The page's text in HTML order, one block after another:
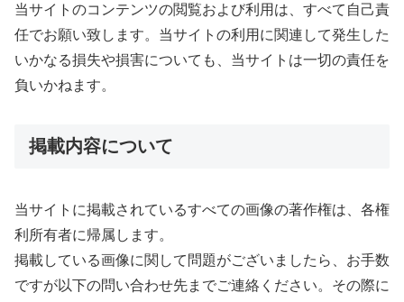
当サイトのコンテンツの閲覧および利用は、すべて自己責
任でお願い致します。当サイトの利用に関連して発生した
いかなる損失や損害についても、当サイトは一切の責任を
負いかねます。
掲載内容について
当サイトに掲載されているすべての画像の著作権は、各権
利所有者に帰属します。
掲載している画像に関して問題がございましたら、お手数
ですが以下の問い合わせ先までご連絡ください。その際に